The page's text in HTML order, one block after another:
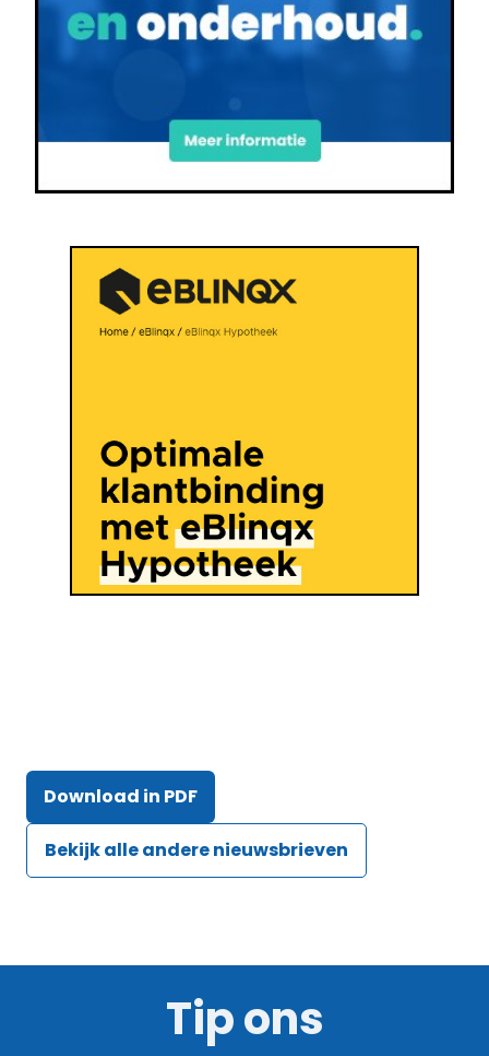
Download in PDF
Bekijk alle andere nieuwsbrieven
Tip ons